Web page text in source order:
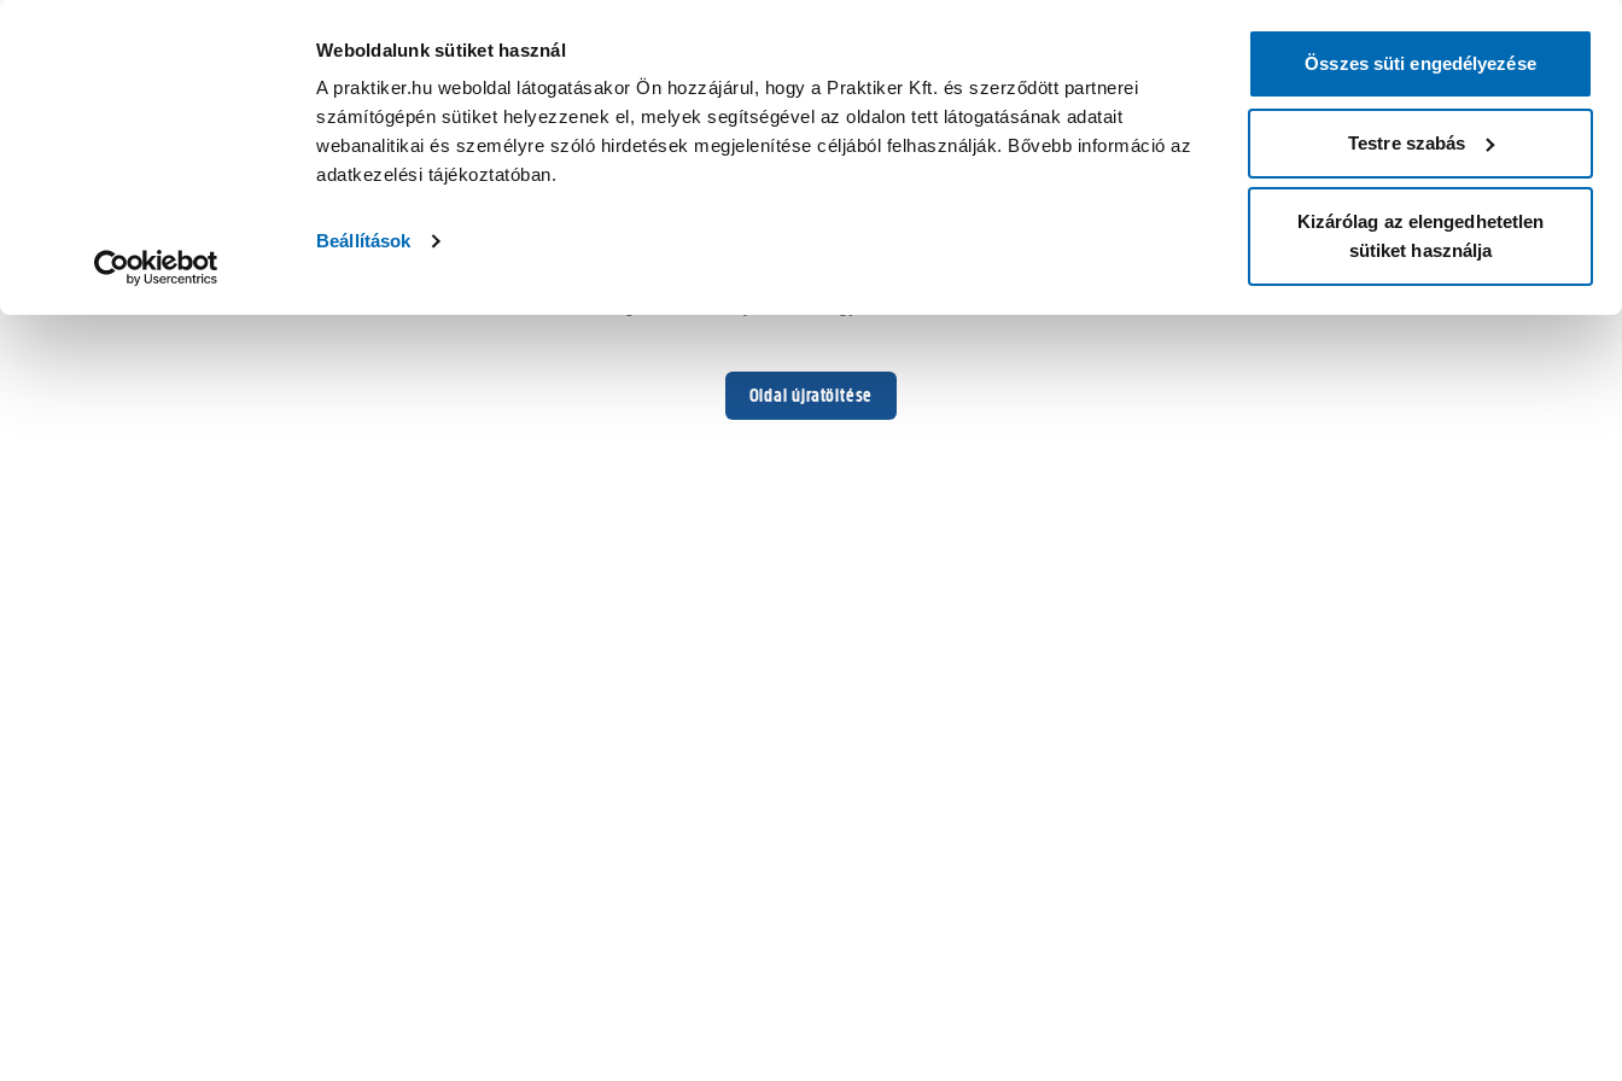
Weboldalunk sütiket használ
A praktiker.hu weboldal látogatásakor Ön hozzájárul, hogy a Praktiker Kft. és szerződött partnerei
számítógépén sütiket helyezzenek el, melyek segítségével az oldalon tett látogatásának adatait
webanalitikai és személyre szóló hirdetések megjelenítése céljából felhasználják. Bővebb információ az
adatkezelési tájékoztatóban.
Beállítások
Összes süti engedélyezése
Testre szabás
Kizárólag az elengedhetetlen
sütiket használja
Oldal újratöltése